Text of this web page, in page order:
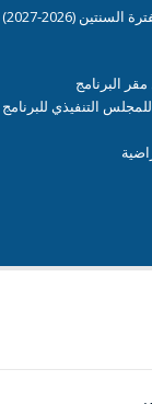
(2026-2027)
البرنامج
التنفيذي للبرنامج